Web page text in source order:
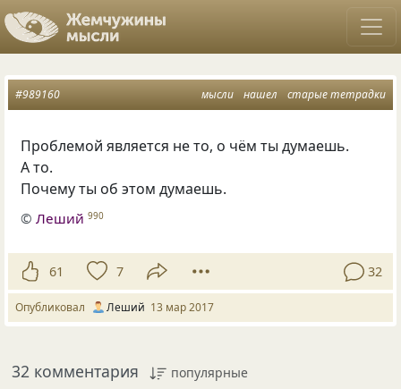
мысли нашел старые тетрадки
#989160
Проблемой является не то, о чём ты думаешь.
А то.
Почему ты об этом думаешь.
©Леший 990
61 7 32
Опубликовал Леший 13 мар 2017
32 комментария популярные